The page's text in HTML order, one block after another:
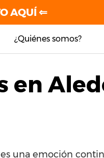
¿Quiénes somos?
en
una emoción
AQUÍ ⇐